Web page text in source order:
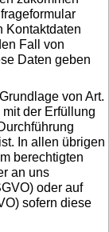
Kontaktdaten
Fall von
Daten geben
von Art.
der Erfüllung
In allen übrigen
berechtigten
an uns
oder auf
sofern diese